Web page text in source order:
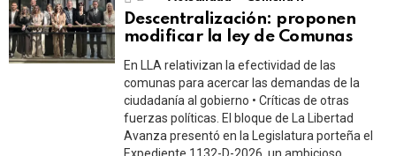
Descentralización: proponen
modificar la ley de Comunas
En LLA relativizan la efectividad de las
comunas para acercar las demandas de la
ciudadanía al gobierno • Críticas de otras
fuerzas políticas. El bloque de La Libertad
Avanza presentó en la Legislatura porteña el